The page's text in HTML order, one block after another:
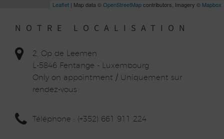
Leaflet | Map data ©OpenStreetMapcontributors, Imagery © Mapbox
NOTRE LOCALISATION
2, Op de Leemen
L-5846 Fentange - Luxembourg
Only on appointment / Uniquement sur
rendez-vous
Téléphone : (+352) 661 911 224